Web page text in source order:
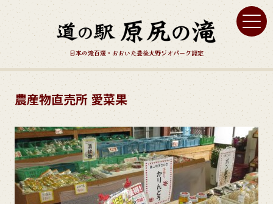
日本の滝百選・おおいた豊後大野ジオパーク認定
農産物直売所 愛菜果